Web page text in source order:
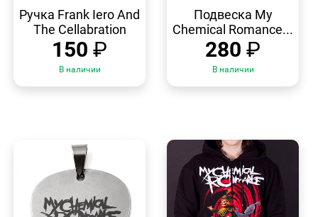
ПРОСМОТР
Ручка Frank Iero And
The Cellabration
150 ₽
В наличии
ПРОСМОТР
Подвеска My
Chemical Romance...
280 ₽
В наличии